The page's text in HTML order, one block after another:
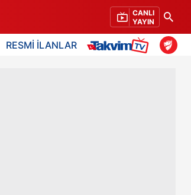
CANLI
YAYIN
RESMİ İLANLAR